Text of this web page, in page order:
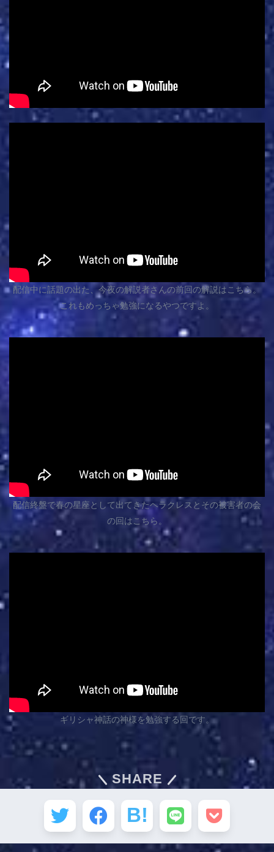
配信中に話題の出た、今夜の解説者さんの前回の解説はこちら。
これもめっちゃ勉強になるやつですよ。
配信終盤で春の星座として出てきたヘラクレスとその被害者の会
の回はこちら。
ギリシャ神話の神様を勉強する回です。
SHARE